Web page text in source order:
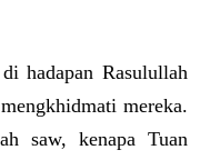
hadapan Rasulullah
mereka.
saw, kenapa Tuan